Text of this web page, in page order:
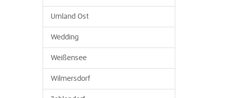
Umland Ost
Wedding
Weißensee
Wilmersdorf